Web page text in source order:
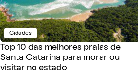
Cidades
Top 10 das melhores praias de
Santa Catarina para morar ou
visitar no estado